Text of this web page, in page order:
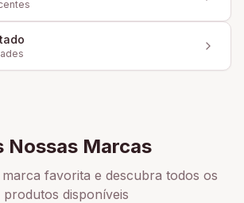
Nossas Marcas
favorita e descubra todos os
produtos disponíveis